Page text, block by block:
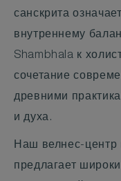
санскрита
внутреннему
Shambhala к
сочетание
древними
и духа.
Наш велнес-центр
предлагает